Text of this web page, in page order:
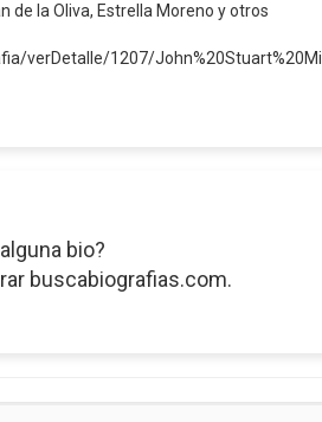
de la Oliva, Estrella Moreno y otros
verDetalle/1207/John%20Stuart%20Mill
bio?
buscabiografias.com.